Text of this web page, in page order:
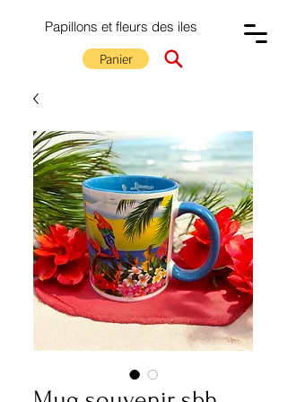
Papillons et fleurs des iles
Panier